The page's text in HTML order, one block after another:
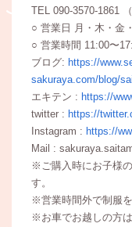
TEL 090-3570-1861
○ 営業日 月・木・金
○ 営業時間 11:00〜
ブログ: https://
sakuraya.com/blog/
エキテン : https://
twitter : https://
Instagram : https://
Mail :
※ご購入時にお子様
す。
※営業時間外で制服
※お車でお越しの方